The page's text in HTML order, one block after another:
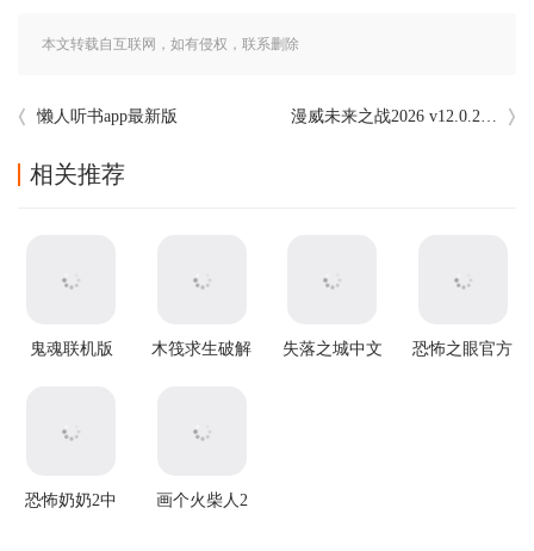
本文转载自互联网，如有侵权，联系删除
懒人听书app最新版 漫威未来之战2026 v12.0.2最新版
相关推荐
鬼魂联机版
木筏求生破解
失落之城中文
恐怖之眼官方
恐怖奶奶2中
画个火柴人2